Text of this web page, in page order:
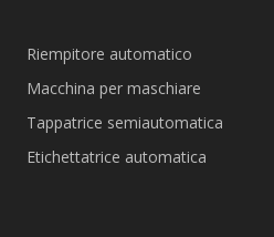
Riempitore automatico
Macchina per maschiare
Tappatrice semiautomatica
Etichettatrice automatica